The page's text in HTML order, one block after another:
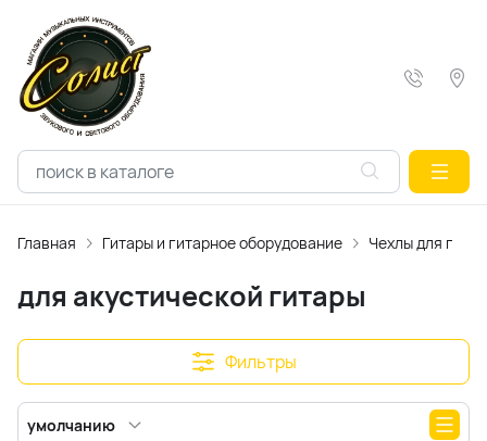
Главная Гитары и гитарное оборудование Чехлы для гитар
для акустической гитары
Фильтры
умолчанию